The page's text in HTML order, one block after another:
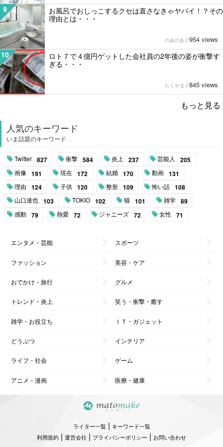
9
お風呂でおしっこするクセは直さなきゃヤバイ！？その
理由とは・・・
のあのあ / 954 views
10
ロト７で４億円ゲットした会社員の2年後の姿が衝撃す
ぎる・・・
たくやま / 845 views
もっと見る
人気のキーワード
いま話題のキーワード
Twitter 827 衝撃 584 炎上 237 芸能人 205
画像 191 現在 172 結婚 170 動画 131
理由 124 子供 120 整形 109 怖い話 108
山口達也 103 TOKIO 102 猫 101 雑学 89
感動 79 熱愛 72 ジャニーズ 72 女性 71
エンタメ・芸能 スポーツ
ファッション 美容・ケア
おでかけ・旅行 グルメ
トレンド・炎上 笑う・衝撃・癒す
雑学・お役立ち ＩＴ・ガジェット
どうぶつ インテリア
ライフ・社会 ゲーム
アニメ・漫画 医療・健康
ライター一覧| キーワード一覧
利用規約 | 運営会社 | プライバシーポリシー | お問い合わせ